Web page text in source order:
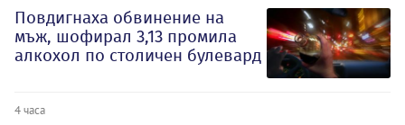
Повдигнаха обвинение на
мъж, шофирал 3,13 промила
алкохол по столичен булевард
4 часа